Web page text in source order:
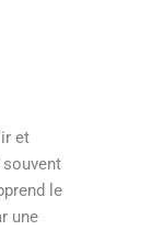
et
le
une